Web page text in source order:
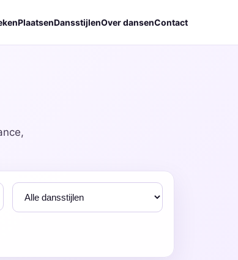
PlaatsenDansstijlenOver dansenContact